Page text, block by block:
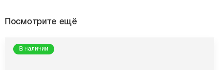
Посмотрите ещё
В наличии